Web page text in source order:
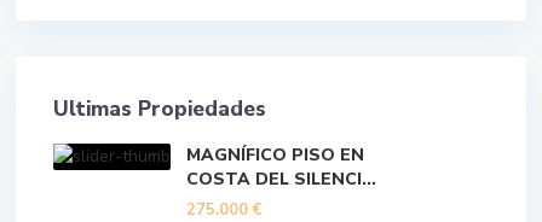
Ultimas Propiedades
MAGNÍFICO PISO EN
COSTA DEL SILENCI...
275.000 €